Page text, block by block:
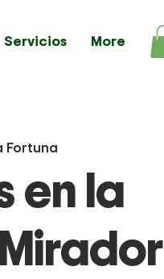
Servicios More
Fortuna
en la